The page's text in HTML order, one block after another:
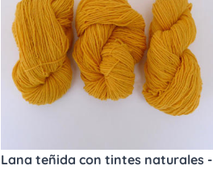
Lana teñida con tintes naturales -